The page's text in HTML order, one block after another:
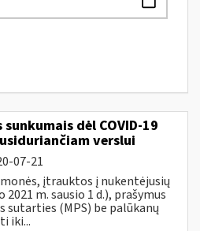
dėl COVID-19
verslui
07-21
įtrauktos į nukentėjusių
2021 m. sausio 1 d.), prašymus
sutarties (MPS) be palūkanų
iki...